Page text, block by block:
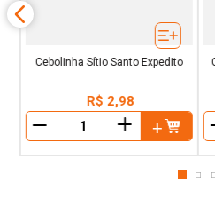
Cebolinha Sítio Santo Expedito
R$ 2,98
＋